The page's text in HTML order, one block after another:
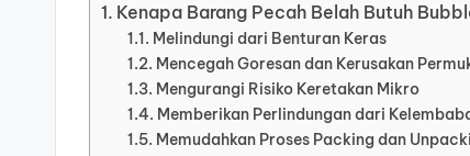
Kenapa Barang Pecah Belah Butuh
Melindungi dari Benturan Keras
Mencegah Goresan dan Kerusakan
Mengurangi Risiko Keretakan Mikro
Memberikan Perlindungan dari
Memudahkan Proses Packing dan